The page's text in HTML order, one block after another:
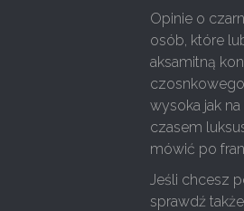
Opinie o
osób, które
aksamitną
czosnkowego
wysoka jak
czasem
mówić po
Jeśli chcesz
sprawdź